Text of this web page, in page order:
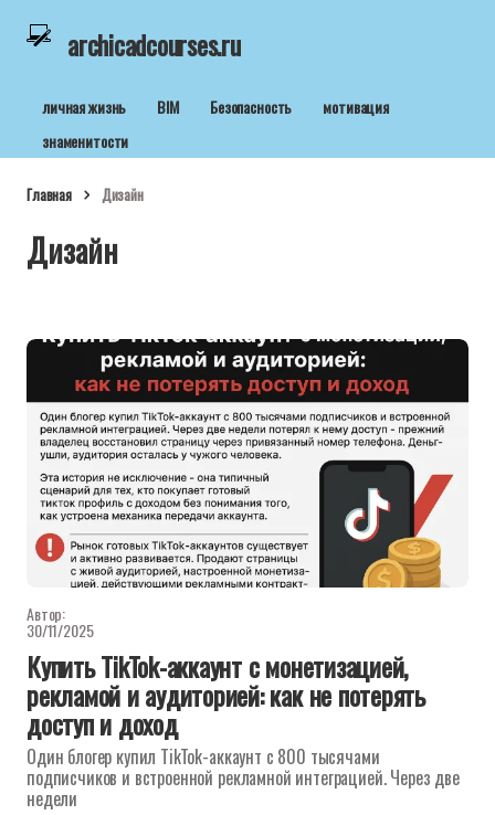
archicadcourses.ru
личная жизнь BIM Безопасность
мотивация
знаменитости
Главная Дизайн
Дизайн
Автор:
30/11/2025
Купить TikTok-аккаунт с монетизацией,
рекламой и аудиторией: как не потерять
доступ и доход
Один блогер купил TikTok-аккаунт с 800 тысячами
подписчиков и встроенной рекламной интеграцией. Через две
недели